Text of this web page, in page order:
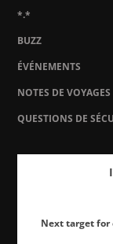
*.*
BUZZ
ÉVÉNEMENTS
NOTES DE VOYAGES
QUESTIONS DE
Next target for